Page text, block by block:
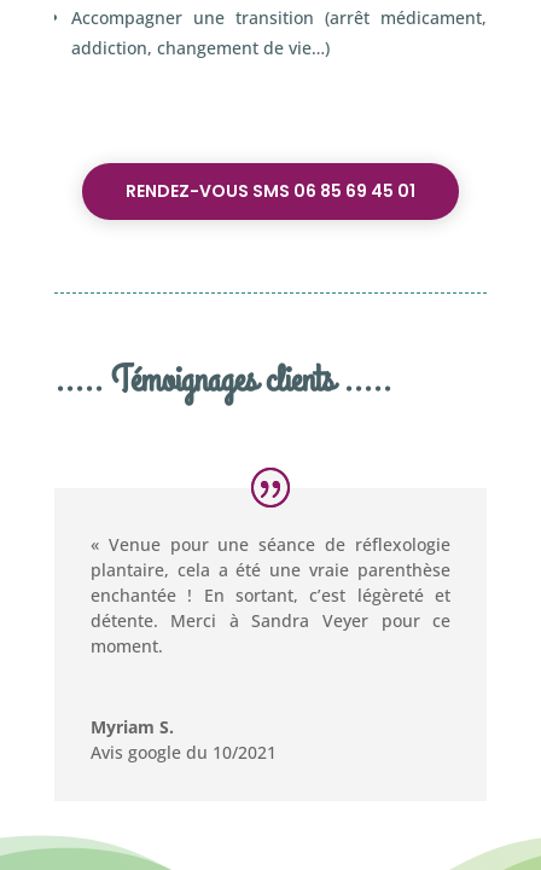
Accompagner une transition (arrêt médicament,
addiction, changement de vie…)
RENDEZ-VOUS SMS 06 85 69 45 01
..... Témoignages clients .....
« Venue pour une séance de réflexologie
plantaire, cela a été une vraie parenthèse
enchantée ! En sortant, c’est légèreté et
détente. Merci à Sandra Veyer pour ce
moment.
Myriam S.
Avis google du 10/2021